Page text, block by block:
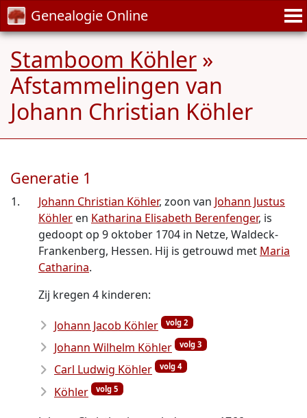
Genealogie Online
Stamboom Köhler »
Afstammelingen van
Johann Christian Köhler
Generatie 1
1. Johann Christian Köhler, zoon van Johann Justus
Köhler en Katharina Elisabeth Berenfenger, is
gedoopt op 9 oktober 1704 in Netze, Waldeck-
Frankenberg, Hessen. Hij is getrouwd met Maria
Catharina.
Zij kregen 4 kinderen:
Johann Jacob Köhler volg 2
Johann Wilhelm Köhler volg 3
Carl Ludwig Köhler volg 4
Köhler volg 5